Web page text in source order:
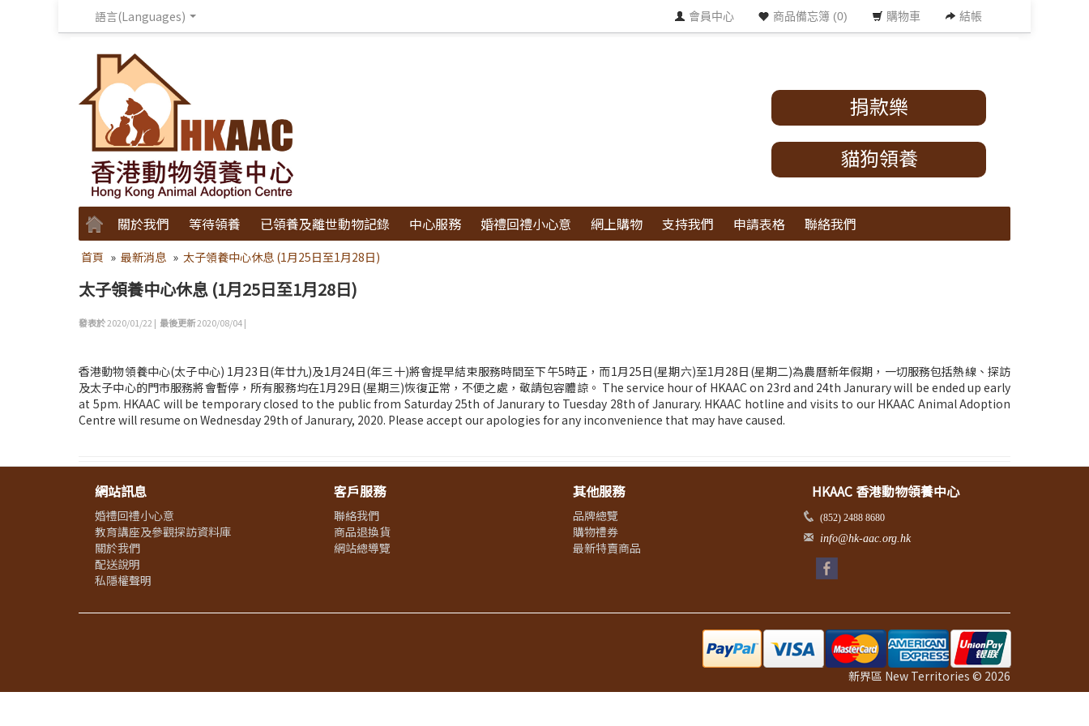
語言(Languages) 會員中心 商品備忘簿 (0) 購物車 結帳
捐款樂
貓狗領養
關於我們 等待領養 已領養及離世動物記錄 中心服務 婚禮回禮小心意 網上購物 支持我們 申請表格 聯絡我們
首頁 » 最新消息 » 太子領養中心休息 (1月25日至1月28日)
太子領養中心休息 (1月25日至1月28日)
發表於2020/01/22 | 最後更新2020/08/04 |
香港動物領養中心(太子中心) 1月23日(年廿九)及1月24日(年三十)將會提早結束服務時間至下午5時正，而1月25日(星期六)至1月28日(星期二)為農曆新年假期，一切服務包括熱線、探訪
及太子中心的門市服務將會暫停，所有服務均在1月29日(星期三)恢復正常，不便之處，敬請包容體諒。 The service hour of HKAAC on 23rd and 24th Janurary will be ended up early
at 5pm. HKAAC will be temporary closed to the public from Saturday 25th of Janurary to Tuesday 28th of Janurary. HKAAC hotline and visits to our HKAAC Animal Adoption
Centre will resume on Wednesday 29th of Janurary, 2020. Please accept our apologies for any inconvenience that may have caused.
網站訊息
婚禮回禮小心意
教育講座及參觀探訪資料庫
關於我們
配送說明
私隱權聲明
客戶服務
聯絡我們
商品退換貨
網站總導覽
其他服務
品牌總覽
購物禮券
最新特賣商品
HKAAC 香港動物領養中心
(852) 2488 8680
info@hk-aac.org.hk
新界區 New Territories © 2026